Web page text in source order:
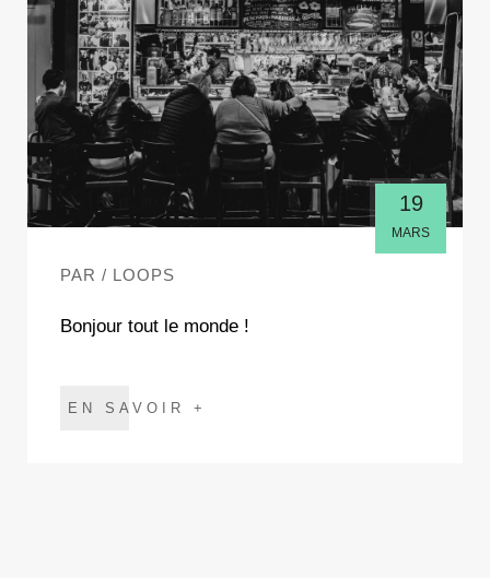
19
MARS
PAR / LOOPS
Bonjour tout le monde !
EN SAVOIR +